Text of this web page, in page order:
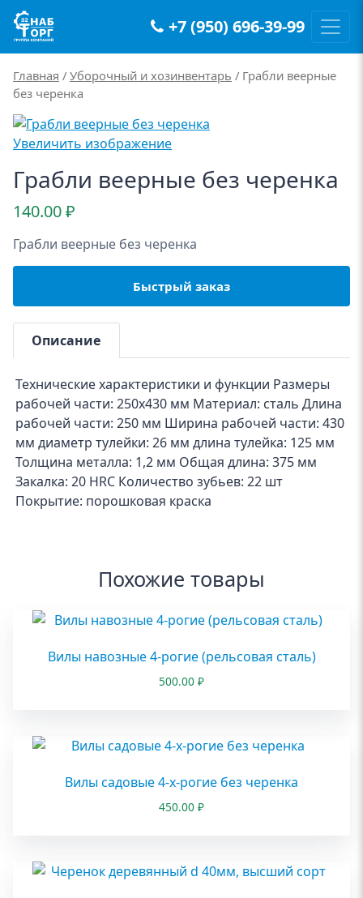
Main Navigation +7 (950) 696-39-99
Главная / Уборочный и хозинвентарь / Грабли веерные
без черенка
Увеличить изображение
Грабли веерные без черенка
140.00₽
Грабли веерные без черенка
Быстрый заказ
Описание
Технические характеристики и функции Размеры
рабочей части: 250х430 мм Материал: сталь Длина
рабочей части: 250 мм Ширина рабочей части: 430
мм диаметр тулейки: 26 мм длина тулейка: 125 мм
Толщина металла: 1,2 мм Общая длина: 375 мм
Закалка: 20 HRC Количество зубьев: 22 шт
Покрытие: порошковая краска
Похожие товары
Вилы навозные 4-рогие (рельсовая сталь)
500.00 ₽
Вилы садовые 4-х-рогие без черенка
450.00 ₽